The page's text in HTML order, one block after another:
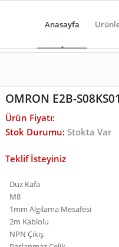
OMRON E2B-
Ürün Fiyatı:
Stok Durumu: Stokta Var
Teklif İsteyiniz
Düz Kafa
M8
1mm Algılama Mesafesi
2m Kablolu
NPN Çıkış
Anasayfa